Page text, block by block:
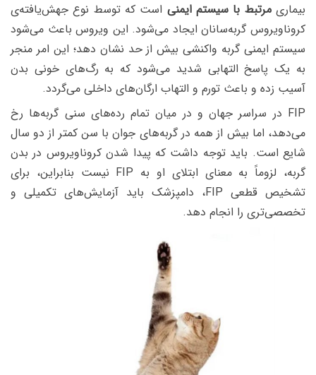
بیماریمرتبط با سیستم ایمنی است که توسط نوع جهش‌یافته‌ی
کروناویروس گربه‌سانان ایجاد می‌شود. این ویروس باعث می‌شود
سیستم ایمنی گربه واکنشی بیش از حد نشان دهد؛ این امر منجر
به یک پاسخ التهابی شدید می‌شود که به رگ‌های خونی بدن
آسیب زده و باعث تورم و التهاب ارگان‌های داخلی می‌گردد.
FIP در سراسر جهان و در میان تمام رده‌های سنی گربه‌ها رخ
می‌دهد، اما بیش از همه در گربه‌های جوان با سن کمتر از دو سال
شایع است. باید توجه داشت که پیدا شدن کروناویروس در بدن
گربه، لزوماً به معنای ابتلای او به FIP نیست بنابراین، برای
تشخیص قطعی FIP، دامپزشک باید آزمایش‌های تکمیلی و
تخصصی‌تری را انجام دهد.